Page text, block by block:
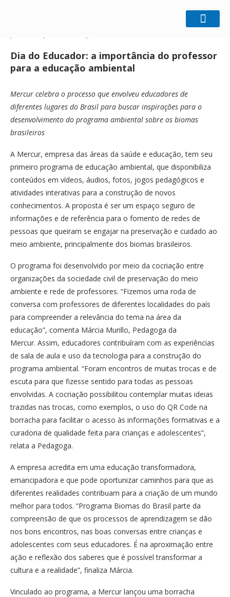
Dia do Educador: a importância do
Dia do Educador: a importância do professor
para a educação ambiental
Mercur celebra o processo que envolveu educadores de
diferentes lugares do Brasil para buscar inspirações para o
desenvolvimento do programa ambiental sobre os biomas
brasileiros
A Mercur, empresa das áreas da saúde e educação, tem seu
primeiro programa de educação ambiental, que disponibiliza
conteúdos em vídeos, áudios, fotos, jogos pedagógicos e
atividades interativas para a construção de novos
conhecimentos. A proposta é ser um espaço seguro de
informações e de referência para o fomento de redes de
pessoas que queiram se engajar na preservação e cuidado ao
meio ambiente, principalmente dos biomas brasileiros.
O programa foi desenvolvido por meio da cocriação entre
organizações da sociedade civil de preservação do meio
ambiente e rede de professores. “Fizemos uma roda de
conversa com professores de diferentes localidades do país
para compreender a relevância do tema na área da
educação”, comenta Márcia Murillo, Pedagoga da
Mercur. Assim, educadores contribuíram com as experiências
de sala de aula e uso da tecnologia para a construção do
programa ambiental. “Foram encontros de muitas trocas e de
escuta para que fizesse sentido para todas as pessoas
envolvidas. A cocriação possibilitou contemplar muitas ideias
trazidas nas trocas, como exemplos, o uso do QR Code na
borracha para facilitar o acesso às informações formativas e a
curadoria de qualidade feita para crianças e adolescentes”,
relata a Pedagoga.
A empresa acredita em uma educação transformadora,
emancipadora e que pode oportunizar caminhos para que as
diferentes realidades contribuam para a criação de um mundo
melhor para todos. “Programa Biomas do Brasil parte da
compreensão de que os processos de aprendizagem se dão
nos bons encontros, nas boas conversas entre crianças e
adolescentes com seus educadores. É na aproximação entre
ação e reflexão dos saberes que é possível transformar a
cultura e a realidade”, finaliza Márcia.
Vinculado ao programa, a Mercur lançou uma borracha